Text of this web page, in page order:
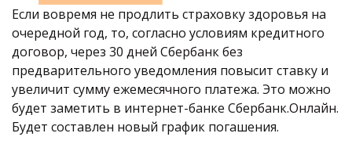
Если вовремя не продлить страховку здоровья на
очередной год, то, согласно условиям кредитного
договор, через 30 дней Сбербанк без
предварительного уведомления повысит ставку и
увеличит сумму ежемесячного платежа. Это можно
будет заметить в интернет-банке Сбербанк.Онлайн.
Будет составлен новый график погашения.